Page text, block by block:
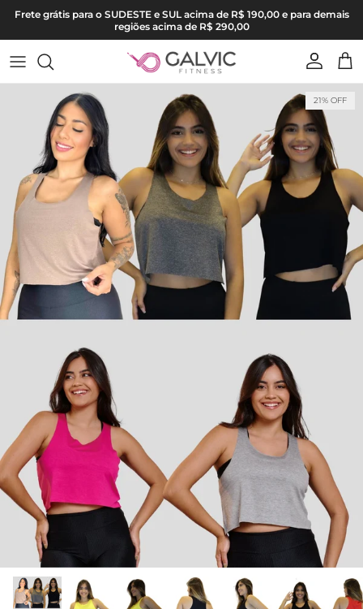
Pular para o conteúdo
Frete grátis para o SUDESTE e SUL acima de R$ 190,00 e para demais
regiões acima de R$ 290,00
Conta
Pular para as informações do produto
21% OFF